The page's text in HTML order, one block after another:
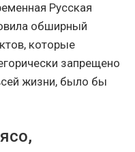
Русская
обширный
которые
запрещено
жизни, было бы